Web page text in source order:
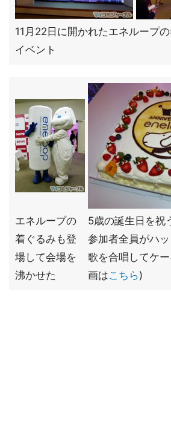
11月22日に開かれたエネループ
イベント
エネループの
着ぐるみも登
場して会場を
沸かせた
5歳の誕生日を祝
参加者全員がハ
歌を合唱してケ
画はこちら)